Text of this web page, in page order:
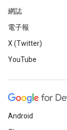
網誌
電子報
X (Twitter)
YouTube
Android